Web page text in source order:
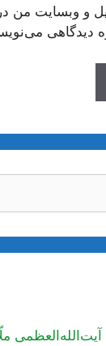
و وبسایت من
دیدگاهی